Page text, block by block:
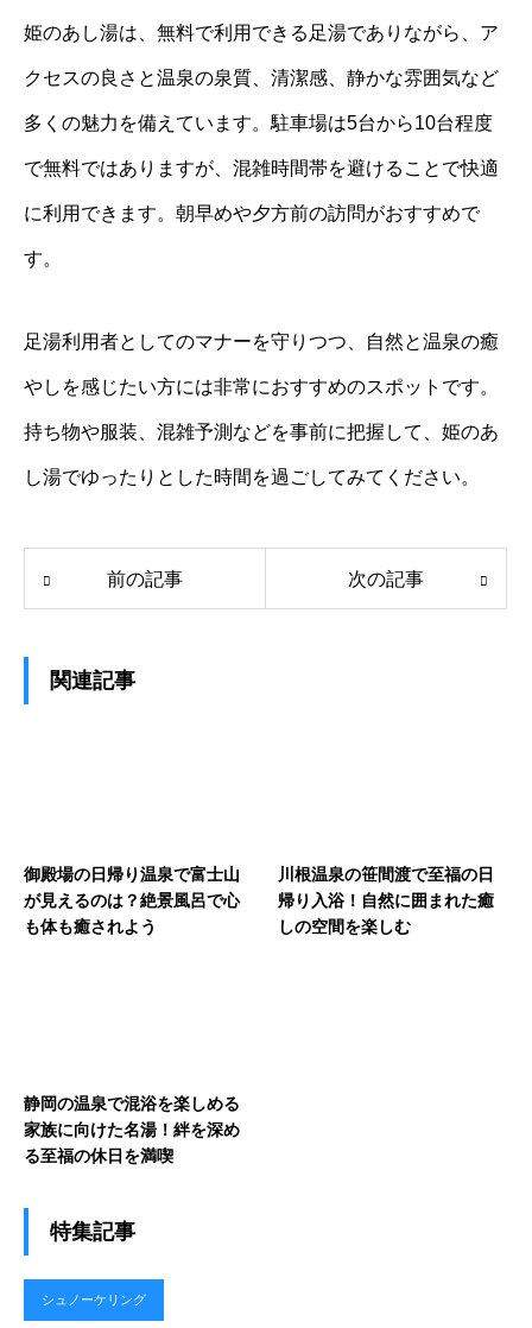
姫のあし湯は、無料で利用できる足湯でありながら、ア
クセスの良さと温泉の泉質、清潔感、静かな雰囲気など
多くの魅力を備えています。駐車場は5台から10台程度
で無料ではありますが、混雑時間帯を避けることで快適
に利用できます。朝早めや夕方前の訪問がおすすめで
す。
足湯利用者としてのマナーを守りつつ、自然と温泉の癒
やしを感じたい方には非常におすすめのスポットです。
持ち物や服装、混雑予測などを事前に把握して、姫のあ
し湯でゆったりとした時間を過ごしてみてください。
前の記事 次の記事
関連記事
御殿場の日帰り温泉で富士山
が見えるのは？絶景風呂で心
も体も癒されよう
川根温泉の笹間渡で至福の日
帰り入浴！自然に囲まれた癒
しの空間を楽しむ
静岡の温泉で混浴を楽しめる
家族に向けた名湯！絆を深め
る至福の休日を満喫
特集記事
シュノーケリング